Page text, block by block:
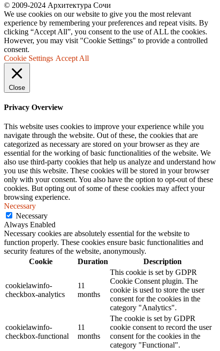
© 2009-2024 Архитектура Сочи
We use cookies on our website to give you the most relevant
experience by remembering your preferences and repeat visits. By
clicking “Accept All”, you consent to the use of ALL the cookies.
However, you may visit "Cookie Settings" to provide a controlled
consent.
Cookie Settings Accept All
Close
Privacy Overview
This website uses cookies to improve your experience while you
navigate through the website. Out of these, the cookies that are
categorized as necessary are stored on your browser as they are
essential for the working of basic functionalities of the website. We
also use third-party cookies that help us analyze and understand how
you use this website. These cookies will be stored in your browser
only with your consent. You also have the option to opt-out of these
cookies. But opting out of some of these cookies may affect your
browsing experience.
Necessary
Necessary
Always Enabled
Necessary cookies are absolutely essential for the website to
function properly. These cookies ensure basic functionalities and
security features of the website, anonymously.
Cookie
Duration Description
cookielawinfo-
checkbox-analytics
11
months
This cookie is set by GDPR
Cookie Consent plugin. The
cookie is used to store the user
consent for the cookies in the
category "Analytics".
cookielawinfo-
checkbox-functional
11
months
The cookie is set by GDPR
cookie consent to record the user
consent for the cookies in the
category "Functional".